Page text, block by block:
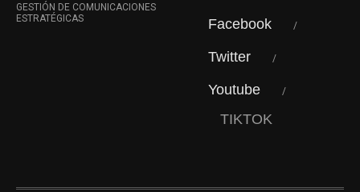
GESTIÓN DE COMUNICACIONES
ESTRATÉGICAS
Facebook
Twitter
Youtube
TIKTOK